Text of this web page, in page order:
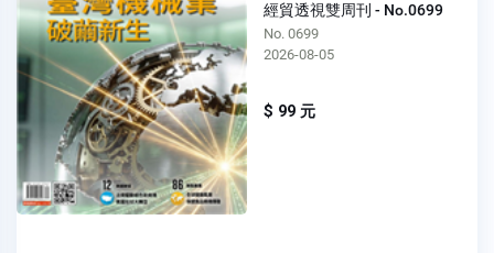
經貿透視雙周刊 - No.0699
No. 0699
2026-08-05
$ 99 元